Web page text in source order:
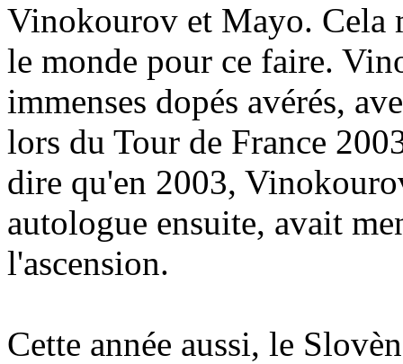
Vinokourov et Mayo. Cela
le monde pour ce faire.
immenses dopés avérés,
lors du Tour de France
dire qu'en 2003,
autologue ensuite, avait
l'ascension.
Cette année aussi, le